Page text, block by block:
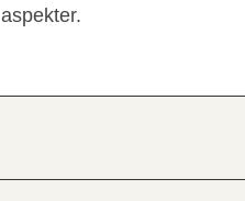
aspekter.